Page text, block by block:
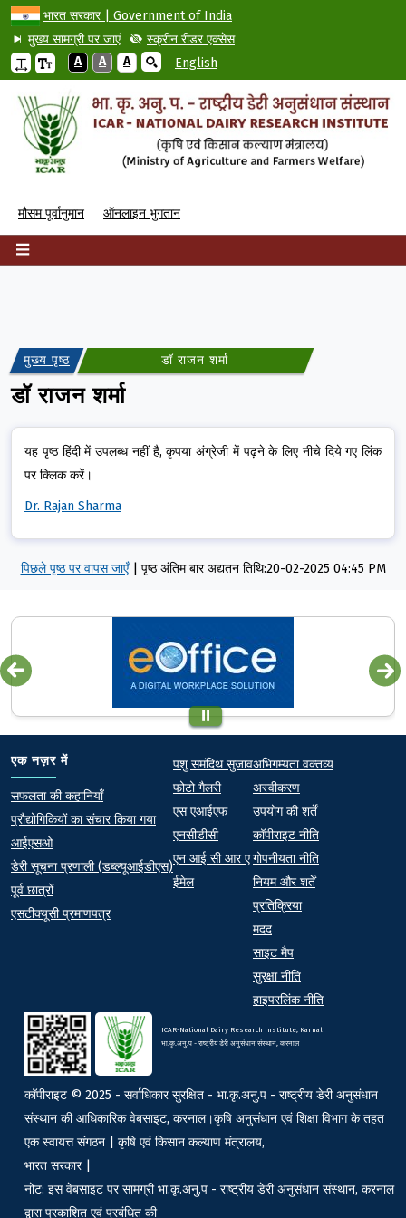
भारत सरकार | Government of India
मुख्य सामग्री पर जाएं
स्क्रीन रीडर एक्सेस
A
A A English
मौसम पूर्वानुमान ऑनलाइन भुगतान
मुख्य पृष्ठ डॉ राजन शर्मा
डॉ राजन शर्मा
यह पृष्ठ हिंदी में उपलब्ध नहीं है, कृपया अंग्रेजी में पढ़ने के लिए नीचे दिये गए लिंक
पर क्लिक करें।
Dr. Rajan Sharma
पिछले पृष्ठ पर वापस जाएँ पृष्ठ अंतिम बार अद्यतन तिथि:20-02-2025 04:45 PM
एक नज़र में
At a Glance
सफलता की कहानियाँ
प्रौद्योगिकियों का संचार किया गया
आईएसओ
डेरी सूचना प्रणाली (डब्ल्यूआईडीएस)
पूर्व छात्रों
एसटीक्यूसी प्रमाणपत्र
Quick links
पशु समंदिथ सुजाव
फोटो गैलरी
एस एआईएफ
एनसीडीसी
एन आई सी आर ए
ईमेल
Footer
अभिगम्यता वक्तव्य
अस्वीकरण
उपयोग की शर्तें
कॉपीराइट नीति
गोपनीयता नीति
नियम और शर्तें
प्रतिक्रिया
मदद
साइट मैप
सुरक्षा नीति
हाइपरलिंक नीति
ICAR-National Dairy Research Institute, Karnal
भा.कृ.अनु.प - राष्ट्रीय डेरी अनुसंधान संस्थान, करनाल
कॉपीराइट © 2025 - सर्वाधिकार सुरक्षित - भा.कृ.अनु.प - राष्ट्रीय डेरी अनुसंधान
संस्थान की आधिकारिक वेबसाइट, करनाल।कृषि अनुसंधान एवं शिक्षा विभाग के तहत
एक स्वायत्त संगठन | कृषि एवं किसान कल्याण मंत्रालय,
भारत सरकार |
नोट: इस वेबसाइट पर सामग्री भा.कृ.अनु.प - राष्ट्रीय डेरी अनुसंधान संस्थान, करनाल
द्वारा प्रकाशित एवं प्रबंधित की